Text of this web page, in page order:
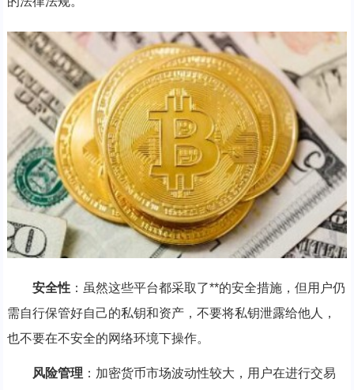
安全性：虽然这些平台都采取了**的安全措施，但用户仍
需自行保管好自己的私钥和资产，不要将私钥泄露给他人，
也不要在不安全的网络环境下操作。
风险管理 ：加密货币市场波动性较大，用户在进行交易